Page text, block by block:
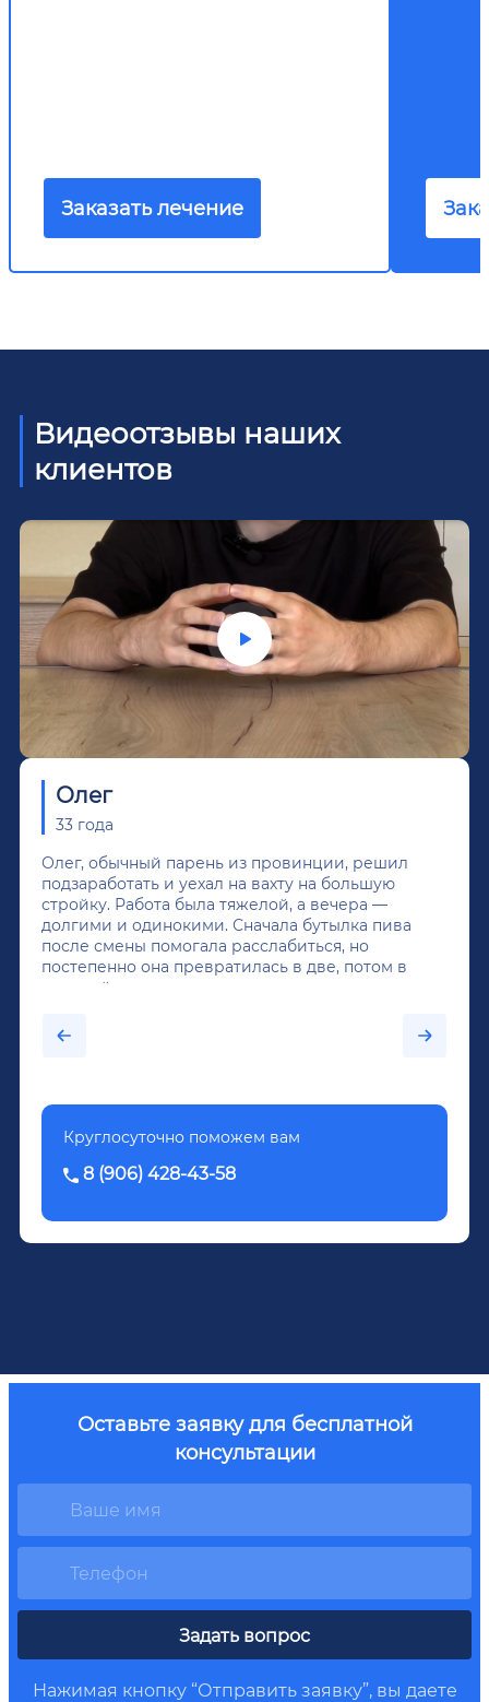
Заказать лечение
Видеоотзывы наших
клиентов
Олег
33 года
Олег, обычный парень из провинции, решил
подзаработать и уехал на вахту на большую
стройку. Работа была тяжелой, а вечера —
долгими и одинокими. Сначала бутылка пива
после смены помогала расслабиться, но
постепенно она превратилась в две, потом в
крепкий алкоголь, и вот он уже пил почти
было назначено кодирование по методу
Довженко.
Круглосуточно поможем вам
8 (906) 428-43-58
Оставьте заявку для бесплатной
консультации
Задать вопрос
Нажимая кнопку “Отправить заявку”, вы даете